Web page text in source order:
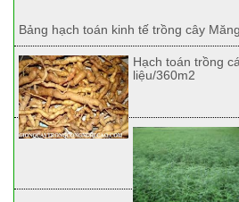
Bảng hạch toán kinh tế trồng cây
Hạch toán trồng
liệu/360m2